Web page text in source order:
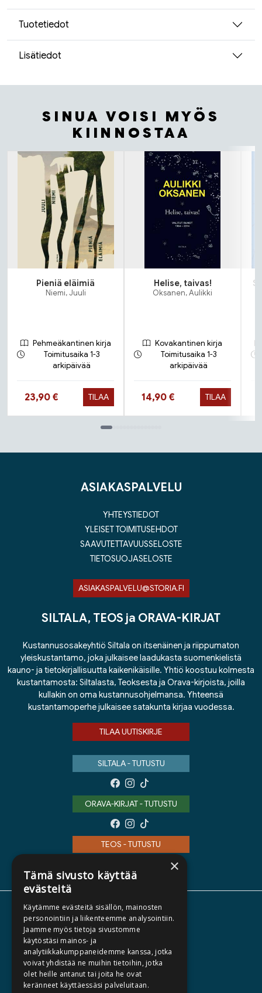
Tuotetiedot
Lisätiedot
SINUA VOISI MYÖS
KIINNOSTAA
Tuoteluettelon alku
Pieniä eläimiä
Niemi, Juuli
Pehmeäkantinen kirja
Toimitusaika 1-3
arkipäivää
Hinta nyt
23,90 € TILAA
Helise, taivas!
Oksanen, Aulikki
Kovakantinen kirja
Toimitusaika 1-3
arkipäivää
Hinta nyt
14,90 € TILAA
ASIAKASPALVELU
YHTEYSTIEDOT
YLEISET TOIMITUSEHDOT
SAAVUTETTAVUUSSELOSTE
TIETOSUOJASELOSTE
ASIAKASPALVELU@STORIA.FI
SILTALA, TEOS ja ORAVA-KIRJAT
Kustannusosakeyhtiö Siltala on itsenäinen ja riippumaton
yleiskustantamo, joka julkaisee laadukasta suomenkielistä
kauno- ja tietokirjallisuutta kaikenikäisille. Yhtiö koostuu kolmesta
kustantamosta: Siltalasta, Teoksesta ja Orava-kirjoista, joilla
kullakin on oma kustannusohjelmansa. Yhteensä
kustantamoperhe julkaisee satakunta kirjaa vuodessa.
TILAA UUTISKIRJE
SILTALA - TUTUSTU
ORAVA-KIRJAT - TUTUSTU
TEOS - TUTUSTU
TIETOA MEISTÄ
TEKIJÄT
KATALOGIT
AJANKOHTAISTA
×
Tämä sivusto käyttää
evästeitä
Käytämme evästeitä sisällön, mainosten
personointiin ja liikenteemme analysointiin.
Jaamme myös tietoja sivustomme
käytöstäsi mainos- ja
analytiikkakumppaneidemme kanssa, jotka
voivat yhdistää ne muihin tietoihin, jotka
olet heille antanut tai joita he ovat
keränneet käyttäessäsi palveluitaan.